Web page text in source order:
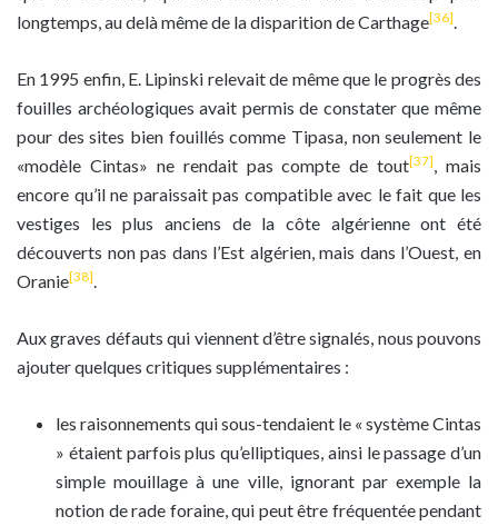
longtemps, au delà même de la disparition de Carthage[36].
En 1995 enfin, E. Lipinski relevait de même que le progrès des
fouilles archéologiques avait permis de constater que même
pour des sites bien fouillés comme Tipasa, non seulement le
«modèle Cintas» ne rendait pas compte de tout[37], mais
encore qu’il ne paraissait pas compatible avec le fait que les
vestiges les plus anciens de la côte algérienne ont été
découverts non pas dans l’Est algérien, mais dans l’Ouest, en
Oranie[38].
Aux graves défauts qui viennent d’être signalés, nous pouvons
ajouter quelques critiques supplémentaires :
les raisonnements qui sous-tendaient le « système Cintas
» étaient parfois plus qu’elliptiques, ainsi le passage d’un
simple mouillage à une ville, ignorant par exemple la
notion de rade foraine, qui peut être fréquentée pendant